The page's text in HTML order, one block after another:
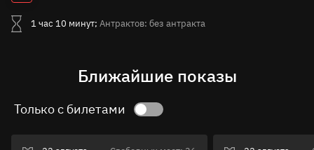
1 час 10 минут; Антрактов: без антракта
Ближайшие показы
Только с билетами